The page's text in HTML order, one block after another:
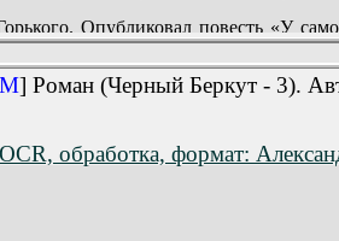
Опубликовал повесть «У
служба, как и фронт,
свято выполняют свой долг и в
] Роман (Черный Беркут - 3).
обработка, формат: